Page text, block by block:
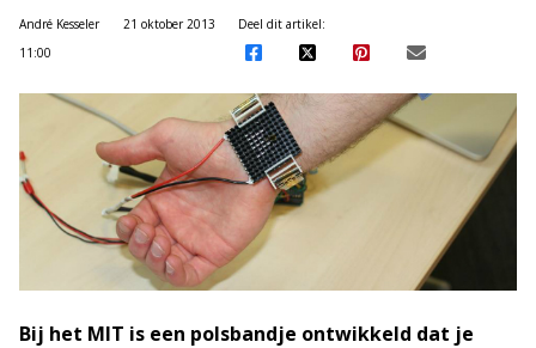
André Kesseler
21 oktober 2013
11:00
Deel dit artikel:
Bij het MIT is een polsbandje ontwikkeld dat je